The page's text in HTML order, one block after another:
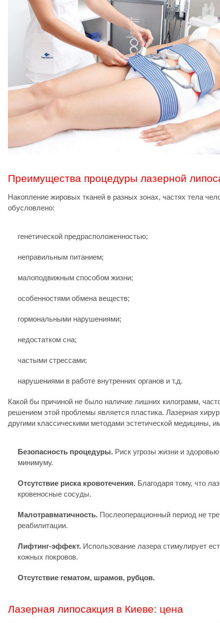
Преимущества процедуры лазерной
Накопление жировых тканей в разных зонах, частях тела
обусловлено:
генетической предрасположенностью;
неправильным питанием;
малоподвижным способом жизни;
особенностями обмена веществ;
гормональными нарушениями;
недостатком сна;
частыми стрессами;
нарушениями в работе внутренних органов и т.д.
Какой бы причиной не было наличие лишних килограмм,
решением этой проблемы является пластика. Лазерная
другими классическими методами эстетической медицины,
Безопасность процедуры. Риск угрозы жизни и
минимуму.
Отсутствие риска кровотечения. Благодаря тому, что
кровеносные сосуды.
Малотравматичность. Послеоперационный период не
реабилитации.
Лифтинг-эффект. Использование лазера стимулирует
кожных покровов.
Отсутствие гематом, шрамов, рубцов.
Лазерная липосакция в Киеве: цена